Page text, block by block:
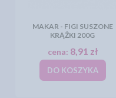
MAKAR - FIGI SUSZONE
KRĄŻKI 200G
cena: 8,91 zł
DO KOSZYKA